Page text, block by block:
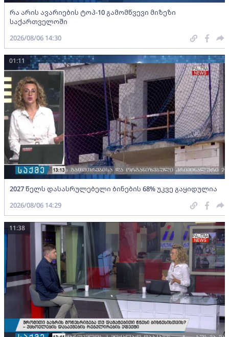
რა არის ავარიების ტოპ-10 გამომწვევი მიზეზი
საქართველოში
2026/08/06 14:30
2027 წელს დასასრულებელი ბინების 68% უკვე გაყიდულია
01:11
2026/08/06 14:29
11:38